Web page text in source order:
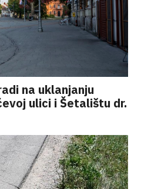
na uklanjanju
ulici i Šetalištu dr.